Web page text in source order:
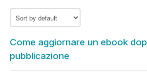
Come aggiornare un ebook
pubblicazione